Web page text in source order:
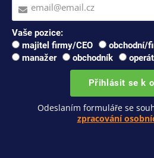
Vaše pozice:
majitel firmy/CEO
obchodní/
manažer
obchodník
Přihlásit se k
Odeslaním formuláře se
zpracování